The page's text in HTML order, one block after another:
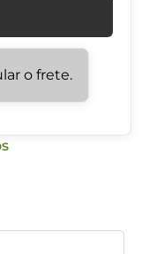
o frete.